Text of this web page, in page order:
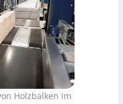
Holzbalken im